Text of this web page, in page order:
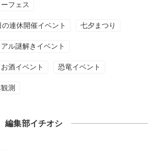
フェス
連休開催イベント 七夕まつり
アル謎解きイベント
お酒イベント 恐竜イベント
測
編集部イチオシ